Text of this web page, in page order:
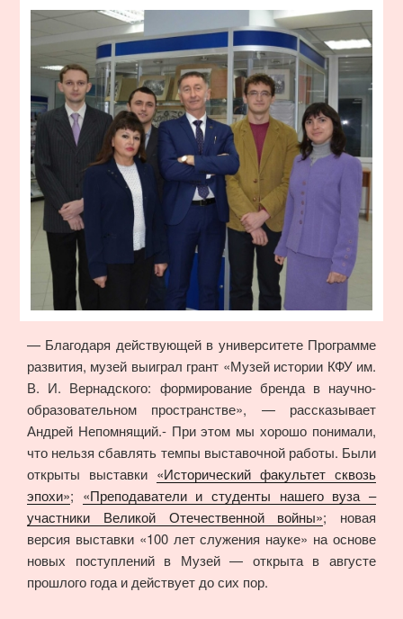
— Благодаря действующей в университете Программе
развития, музей выиграл грант «Музей истории КФУ им.
В. И. Вернадского: формирование бренда в научно-
образовательном пространстве», — рассказывает
Андрей Непомнящий.- При этом мы хорошо понимали,
что нельзя сбавлять темпы выставочной работы. Были
открыты выставки «Исторический факультет сквозь
эпохи»; «Преподаватели и студенты нашего вуза –
участники Великой Отечественной войны»; новая
версия выставки «100 лет служения науке» на основе
новых поступлений в Музей — открыта в августе
прошлого года и действует до сих пор.